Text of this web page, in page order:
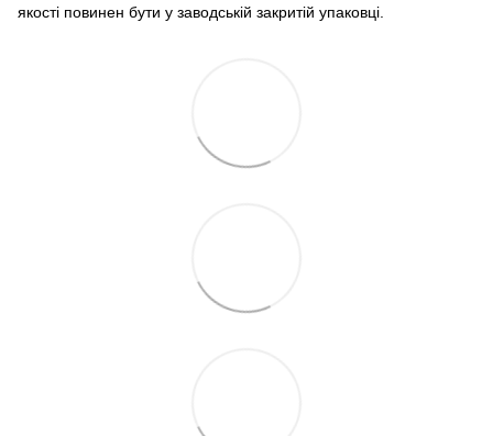
якості повинен бути у заводській закритій упаковці.